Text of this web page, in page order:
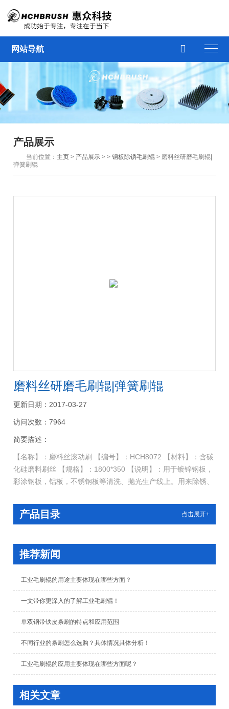
网站导航 
产品展示
当前位置： 主页 > 产品展示 > >钢板除锈毛刷辊 > 磨料丝研磨毛刷辊|
弹簧刷辊
磨料丝研磨毛刷辊|弹簧刷辊
更新日期：2017-03-27
访问次数：7964
简要描述：
【名称】：磨料丝滚动刷 【编号】：HCH8072 【材料】：含碳
化硅磨料刷丝 【规格】：1800*350 【说明】：用于镀锌钢板，
彩涂钢板，铝板，不锈钢板等清洗、抛光生产线上。用来除锈、
面刷丝排列均匀且密度高，刷丝不松动、脱落。可根据需要配备
轴承。
产品目录 点击展开+
推荐新闻
工业毛刷辊的用途主要体现在哪些方面？
一文带你更深入的了解工业毛刷辊！
单双钢带铁皮条刷的特点和应用范围
不同行业的条刷怎么选购？具体情况具体分析！
工业毛刷辊的应用主要体现在哪些方面呢？
相关文章